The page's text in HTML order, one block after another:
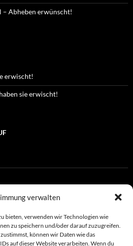
verwalten
bieten, verwenden wir Technologien wie
zu speichern und/oder darauf zuzugreifen.
können wir Daten wie das
auf dieser Website verarbeiten. Wenn du
Abheben erwünscht!
erwischt!
sie erwischt!